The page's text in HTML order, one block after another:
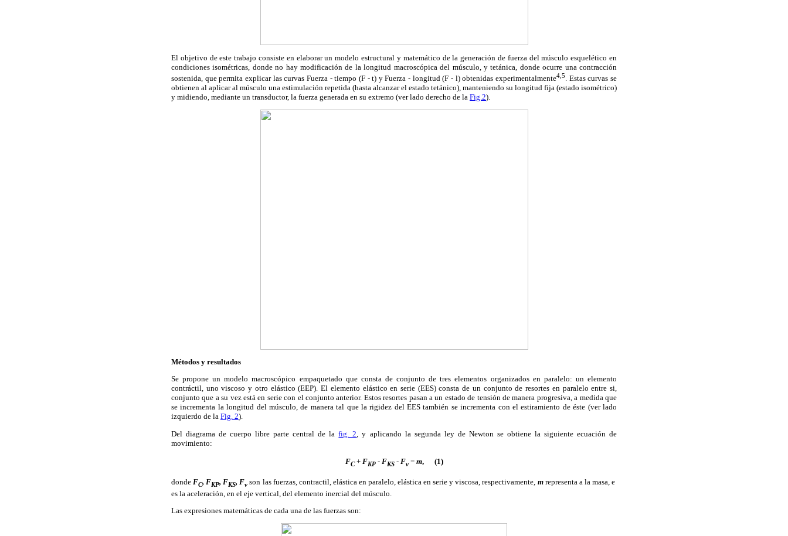
El objetivo de este trabajo consiste en elaborar un modelo estructural y matemático de la generación de fuerza del músculo esquelético en
condiciones isométricas, donde no hay modificación de la longitud macroscópica del músculo, y tetánica, donde ocurre una contracción
sostenida, que permita explicar las curvas Fuerza - tiempo (F - t) y Fuerza - longitud (F - l) obtenidas experimentalmente4,5
. Estas curvas se
obtienen al aplicar al músculo una estimulación repetida (hasta alcanzar el estado tetánico), manteniendo su longitud fija (estado isométrico)
y midiendo, mediante un transductor, la fuerza generada en su extremo (ver lado derecho de la Fig.2).
Métodos y resultados
Se propone un modelo macroscópico empaquetado que consta de conjunto de tres elementos organizados en paralelo: un elemento
contráctil, uno viscoso y otro elástico (EEP). El elemento elástico en serie (EES) consta de un conjunto de resortes en paralelo entre si,
conjunto que a su vez está en serie con el conjunto anterior. Estos resortes pasan a un estado de tensión de manera progresiva, a medida que
se incrementa la longitud del músculo, de manera tal que la rigidez del EES también se incrementa con el estiramiento de éste (ver lado
izquierdo de la Fig. 2).
Del diagrama de cuerpo libre parte central de lafig. 2 , y aplicando la segunda ley de Newton se obtiene la siguiente ecuación de
movimiento:
FC+ FKP- FKS - Fv = m, (1)
dondeFC, FKP, FKS, Fv son las fuerzas, contractil, elástica en paralelo, elástica en serie y viscosa, respectivamente, mrepresenta a la masa, e
es la aceleración, en el eje vertical, del elemento inercial del músculo.
Las expresiones matemáticas de cada una de las fuerzas son: